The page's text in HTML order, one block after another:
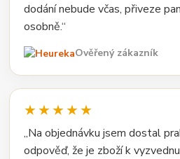
dodání nebude včas, přiveze
osobně.“
Ověřený zákazník
★★★★★
„Na objednávku jsem dostal
odpověď, že je zboží k